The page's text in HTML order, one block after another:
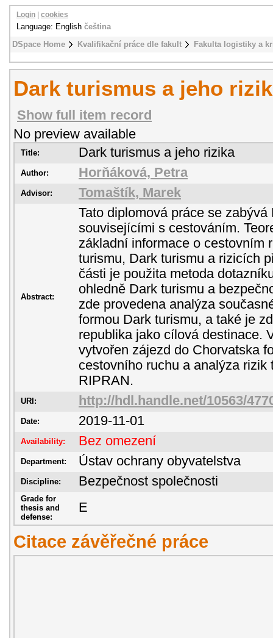
DSpace Home Kvalifikační práce dle fakult Fakulta logistiky a
Login cookies
Language: English čeština
Dark turismus a jeho
Show full item record
No preview available
Title: Dark turismus a jeho rizika
Author: Horňáková, Petra
Advisor: Tomaštík, Marek
Abstract:
Tato diplomová práce se
souvisejícími s cestováním.
základní informace o cestovním
turismu, Dark turismu a rizicích
části je použita metoda
ohledně Dark turismu a
zde provedena analýza
formou Dark turismu, a také je
republika jako cílová destinace.
vytvořen zájezd do Chorvatska
cestovního ruchu a analýza rizik
RIPRAN.
URI: http://hdl.handle.net/10563/
Date: 2019-11-01
Availability: Bez omezení
Department: Ústav ochrany obyvatelstva
Discipline: Bezpečnost společnosti
Grade for
thesis and
defense:
E
Citace závěřečné práce